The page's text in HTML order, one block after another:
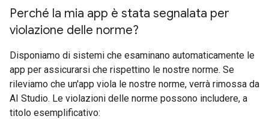
Perché la mia app è stata segnalata per
violazione delle norme?
Disponiamo di sistemi che esaminano automaticamente le
app per assicurarsi che rispettino le nostre norme. Se
rileviamo che un'app viola le nostre norme, verrà rimossa da
AI Studio. Le violazioni delle norme possono includere, a
titolo esemplificativo: